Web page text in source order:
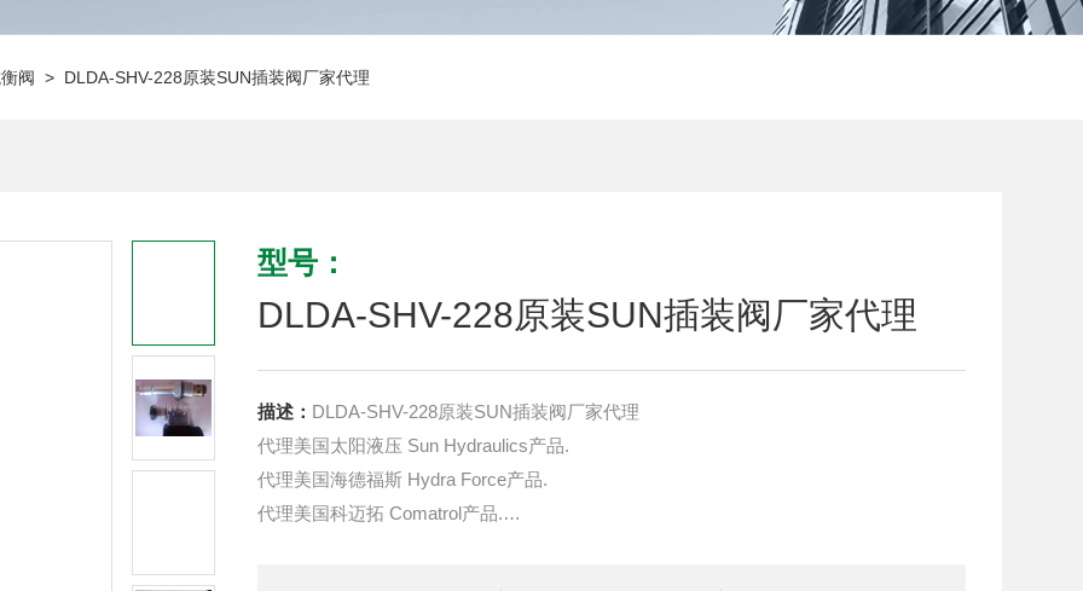
阀 > DLDA-SHV-228原装SUN插装阀厂家代理
型号：
DLDA-SHV-228原装SUN插装阀厂家代理
描述： DLDA-SHV-228原装SUN插装阀厂家代理
代理美国太阳液压 Sun Hydraulics产品.
代理美国海德福斯 Hydra Force产品.
代理美国科迈拓 Comatrol产品.